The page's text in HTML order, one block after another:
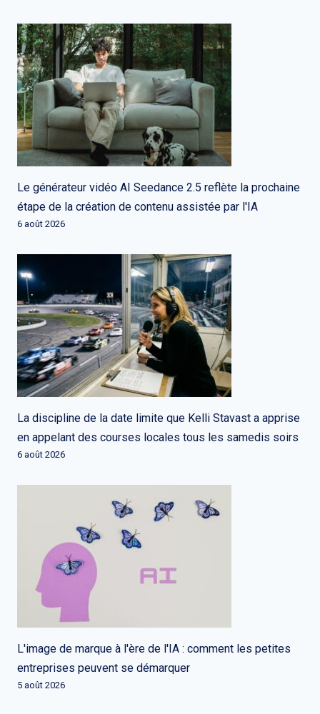
Le générateur vidéo AI Seedance 2.5 reflète la prochaine
étape de la création de contenu assistée par l'IA
6 août 2026
La discipline de la date limite que Kelli Stavast a apprise
en appelant des courses locales tous les samedis soirs
6 août 2026
L'image de marque à l'ère de l'IA : comment les petites
entreprises peuvent se démarquer
5 août 2026